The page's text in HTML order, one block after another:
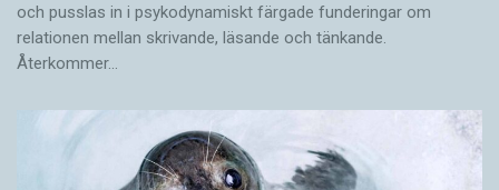
och pusslas in i psykodynamiskt färgade funderingar om
relationen mellan skrivande, läsande och tänkande.
Återkommer…